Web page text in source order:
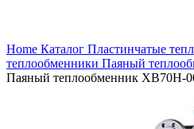
Home Каталог Пластинчатые
теплообменники Паяный
Паяный теплообменник XB70H-